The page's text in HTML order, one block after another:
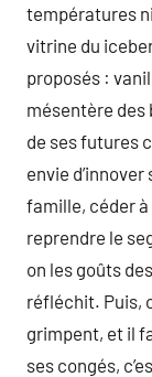
températures
vitrine du
proposés :
mésentère des
de ses futures
envie
famille, céder à
reprendre le
on les goûts
réfléchit. Puis,
grimpent, et il
ses congés,